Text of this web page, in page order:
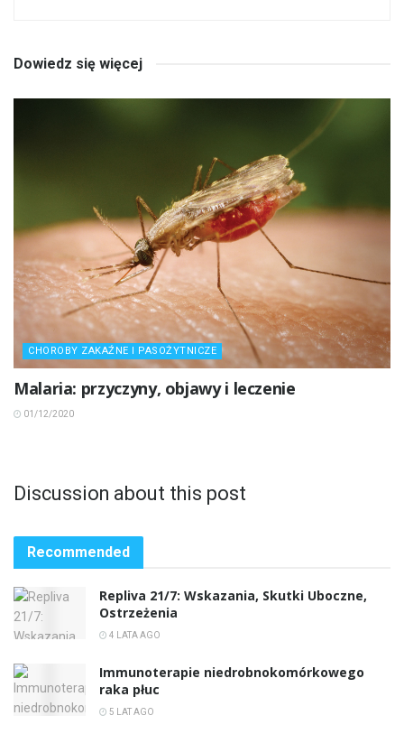
Dowiedz się więcej
CHOROBY ZAKAŹNE I PASOŻYTNICZE
Malaria: przyczyny, objawy i leczenie
01/12/2020
Discussion about this post
Recommended
Repliva 21/7: Wskazania, Skutki Uboczne,
Ostrzeżenia
4 LATA AGO
Immunoterapie niedrobnokomórkowego
raka płuc
5 LAT AGO